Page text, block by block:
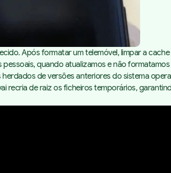
Após formatar um telemóvel, limpar a
quando atualizamos e não
de versões anteriores do sistema
recria de raiz os ficheiros temporários,